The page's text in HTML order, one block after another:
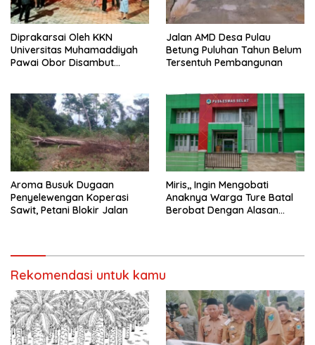
Diprakarsai Oleh KKN
Universitas Muhamaddiyah
Pawai Obor Disambut
Jalan AMD Desa Pulau
Betung Puluhan Tahun Belum
Tersentuh Pembangunan
Aroma Busuk Dugaan
Penyelewengan Koperasi
Sawit, Petani Blokir Jalan
Miris,, Ingin Mengobati
Anaknya Warga Ture Batal
Berobat Dengan Alasan
Rekomendasi untuk kamu